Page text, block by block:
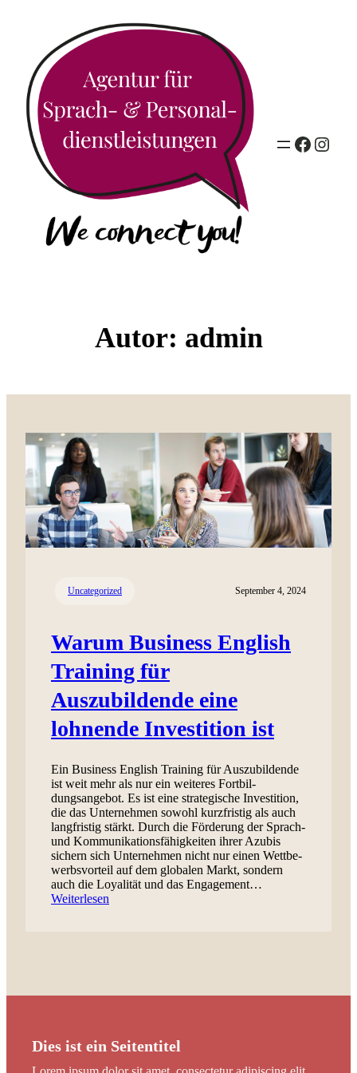
Autor: admin
Uncategorized September 4, 2024
Warum Business English
Training für
Auszubildende eine
lohnende Investition ist
Ein Busi­ness Eng­lish Train­ing für Auszu­bildende
ist weit mehr als nur ein weit­eres Fort­bil­
dungsange­bot. Es ist eine strate­gis­che Investi­tion,
die das Unternehmen sowohl kurzfristig als auch
langfristig stärkt. Durch die Förderung der Sprach-
und Kom­mu­nika­tions­fähigkeit­en ihrer Azu­bis
sich­ern sich Unternehmen nicht nur einen Wet­tbe­
werb­svorteil auf dem glob­alen Markt, son­dern
auch die Loy­al­ität und das Engage­ment…
Weiterlesen
Dies ist ein Seitentitel